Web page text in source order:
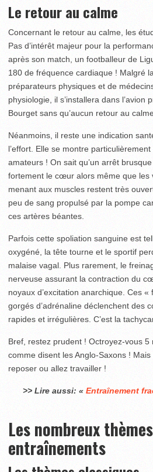
Le retour au calme
Concernant le retour au calme, les
Pas d’intérêt majeur pour la
après son match, un footballeur de
180 de fréquence cardiaque ! Malgré
préparateurs physiques et de
physiologie, il s’installera dans l’avion
Bourget sans qu’aucun retour au
Néanmoins, il reste une indication
l’effort. Elle se montre
amateurs ! On sait qu’un arrêt
fortement le cœur alors même que les
menant aux muscles restent très
peu de sang propulsé par la pompe
ces artères béantes.
Parfois cette spoliation sanguine est
oxygéné, la tête tourne et le sportif
malaise vagal. Plus rarement, le
nerveuse assurant la contraction du
noyaux d’excitation anarchique. Ces
gorgés d’adrénaline déclenchent des
rapides et irrégulières. C’est la
Bref, restez prudent ! Octroyez-vous 5
comme disent les Anglo-Saxons !
reposer ou allez travailler !
>> Lire aussi: « Entraînement
Les nombreux
entraînements